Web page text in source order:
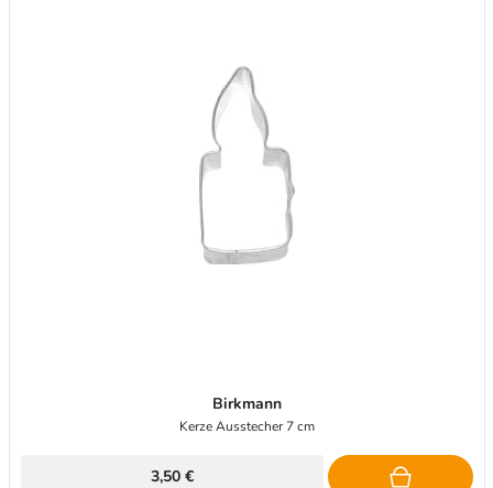
Birkmann
Kerze Ausstecher 7 cm
3,50 €